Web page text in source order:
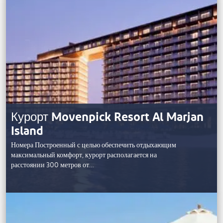
Курорт Movenpick Resort Al Marjan
Island
Номера Построенный с целью обеспечить отдыхающим
максимальный комфорт, курорт располагается на
расстоянии 300 метров от…